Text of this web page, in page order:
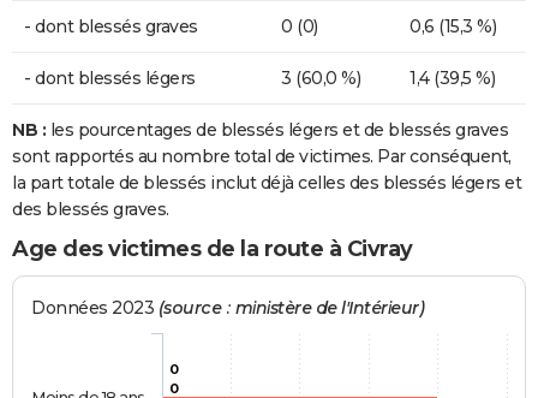
- dont blessés graves 0 (0) 0,6 (15,3 %)
- dont blessés légers 3 (60,0 %) 1,4 (39,5 %)
NB : les pourcentages de blessés légers et de blessés graves
sont rapportés au nombre total de victimes. Par conséquent,
la part totale de blessés inclut déjà celles des blessés légers et
des blessés graves.
Age des victimes de la route à Civray
Données 2023 (source : ministère de l'Intérieur)
0
0